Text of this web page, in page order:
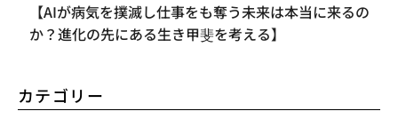
【AIが病気を撲滅し仕事をも奪う未来は本当に来るの
か？進化の先にある生き甲斐を考える】
カテゴリー